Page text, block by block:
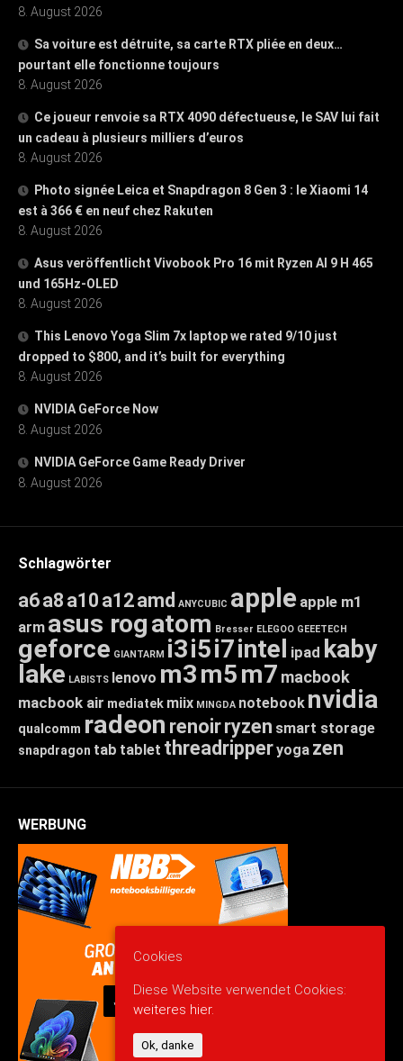
8. August 2026
Sa voiture est détruite, sa carte RTX pliée en deux…
pourtant elle fonctionne toujours
8. August 2026
Ce joueur renvoie sa RTX 4090 défectueuse, le SAV lui fait
un cadeau à plusieurs milliers d’euros
8. August 2026
Photo signée Leica et Snapdragon 8 Gen 3 : le Xiaomi 14
est à 366 € en neuf chez Rakuten
8. August 2026
Asus veröffentlicht Vivobook Pro 16 mit Ryzen AI 9 H 465
und 165Hz-OLED
8. August 2026
This Lenovo Yoga Slim 7x laptop we rated 9/10 just
dropped to $800, and it’s built for everything
8. August 2026
NVIDIA GeForce Now
8. August 2026
NVIDIA GeForce Game Ready Driver
8. August 2026
Schlagwörter
a6a8 a10 a12amd ANYCUBIC apple apple m1
arm asus rogatom Bresser ELEGOO GEEETECH
geforce GIANTARM i3i5i7intel ipad kaby
lake LABISTS lenovo m3m5m7 macbook
macbook air mediatek miix MINGDA notebook nvidia
qualcomm radeon renoirryzen smart storage
snapdragon tab tablet threadripperyoga zen
WERBUNG
Cookies
Diese Website verwendet Cookies:
weiteres hier.
Ok, danke